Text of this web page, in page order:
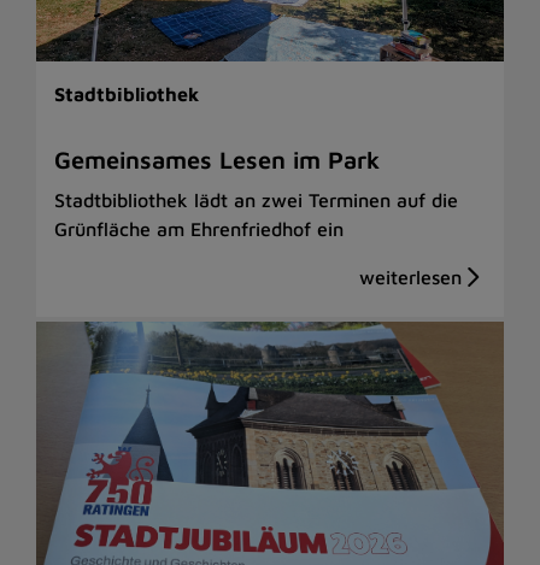
Stadtbibliothek
Gemeinsames Lesen im Park
Stadtbibliothek lädt an zwei Terminen auf die
Grünfläche am Ehrenfriedhof ein